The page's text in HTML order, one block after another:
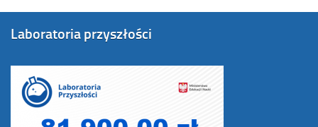
Laboratoria przyszłości